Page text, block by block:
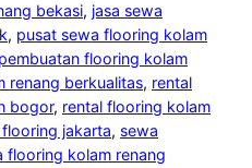
bekasi, jasa sewa
, pusat sewa flooring kolam
flooring kolam
renang berkualitas, rental
bogor, rental flooring kolam
jakarta, sewa
flooring kolam renang